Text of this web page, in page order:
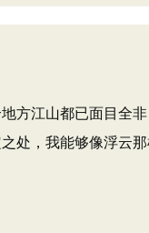
方江山都已面目全非
处，我能够像浮云那